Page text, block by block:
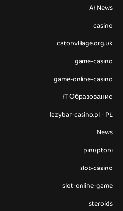
AI News
casino
catonvillage.org.uk
game-casino
game-online-casino
IT Образование
lazybar-casino.pl - PL
News
pinuptoni
slot-casino
slot-online-game
steroids